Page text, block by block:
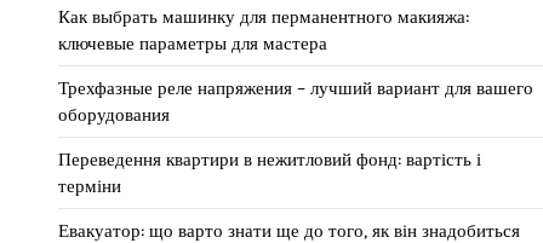
Как выбрать машинку для перманентного макияжа:
ключевые параметры для мастера
Трехфазные реле напряжения – лучший вариант для вашего
оборудования
Переведення квартири в нежитловий фонд: вартість і
терміни
Евакуатор: що варто знати ще до того, як він знадобиться